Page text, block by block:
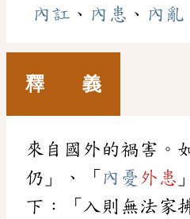
內訌 、 內患 、 內亂
釋 義
來自國外的禍害。
仍」、「 內憂 外患
下：「入則無法家